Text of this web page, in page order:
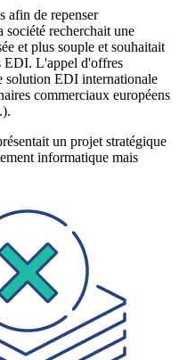
afin de repenser
recherchait une
et plus souple et souhaitait
EDI. L'appel d'offres
solution EDI internationale
commerciaux européens
un projet stratégique
informatique mais